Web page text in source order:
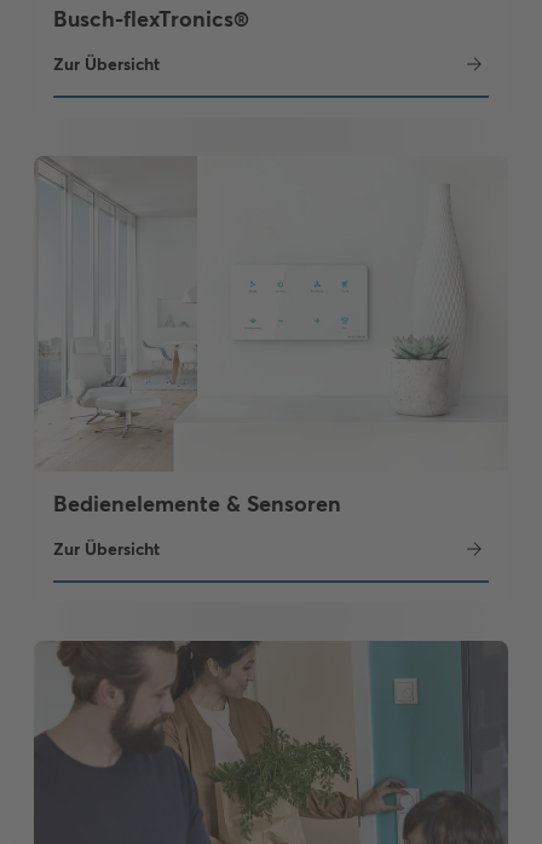
Busch-flexTronics®
Zur Übersicht
Bedienelemente & Sensoren
Zur Übersicht